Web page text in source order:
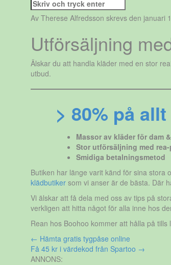
efter:
Av Therese Alfredsson skrevs den januari
Utförsäljning
Älskar du att handla kläder med en stor
utbud.
> 80% på
Massor av kläder för dam
Stor utförsäljning med
Smidiga betalningsmetod
Butiken har länge varit känd för sina stora
klädbutikersom vi anser är de bästa. Där
Vi älskar att få dela med oss av tips på
verkligen att hitta något för alla inne hos
Rean hos Boohoo kommer att hålla på
Inläggsnavigering
← Hämta gratis tygpåse online
Få 45 kr i värdekod från Spartoo →
ANNONS: